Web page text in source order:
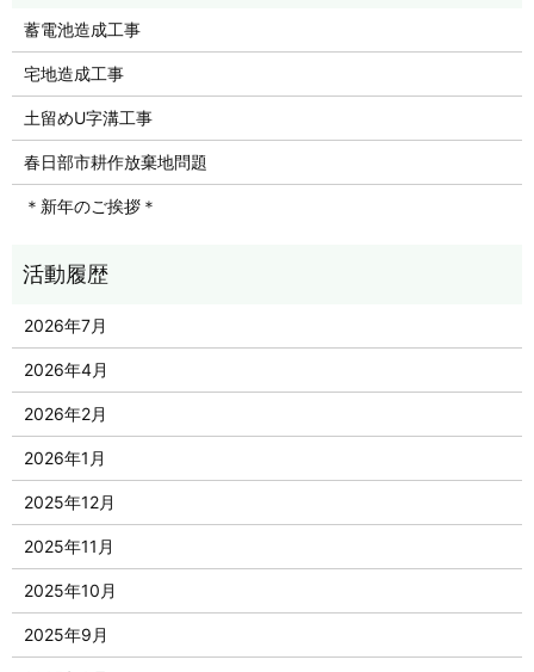
蓄電池造成工事
宅地造成工事
土留めU字溝工事
春日部市耕作放棄地問題
＊新年のご挨拶＊
2026年7月
2026年4月
2026年2月
2026年1月
2025年12月
2025年11月
2025年10月
2025年9月